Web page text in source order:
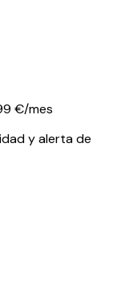
€/mes
y alerta de